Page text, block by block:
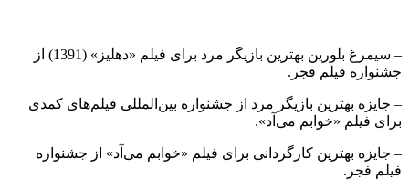
– سیمرغ بلورین بهترین بازیگر مرد برای فیلم «دهلیز» (1391) از
جشنواره فیلم فجر.
– جایزه بهترین بازیگر مرد از جشنواره بین‌المللی فیلم‌های کمدی
برای فیلم «خوابم می‌آد».
– جایزه بهترین کارگردانی برای فیلم «خوابم می‌آد» از جشنواره
فیلم فجر.